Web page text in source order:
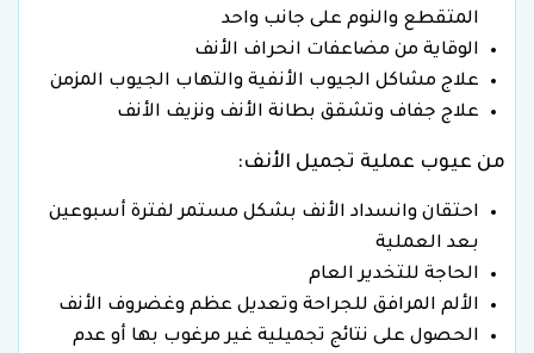
المتقطع والنوم على جانب واحد
الوقاية من مضاعفات انحراف الأنف
علاج مشاكل الجيوب الأنفية والتهاب الجيوب المزمن
علاج جفاف وتشقق بطانة الأنف ونزيف الأنف
من عيوب عملية تجميل الأنف:
احتقان وانسداد الأنف بشكل مستمر لفترة أسبوعين
بعد العملية
الحاجة للتخدير العام
الألم المرافق للجراحة وتعديل عظم وغضروف الأنف
الحصول على نتائج تجميلية غير مرغوب بها أو عدم